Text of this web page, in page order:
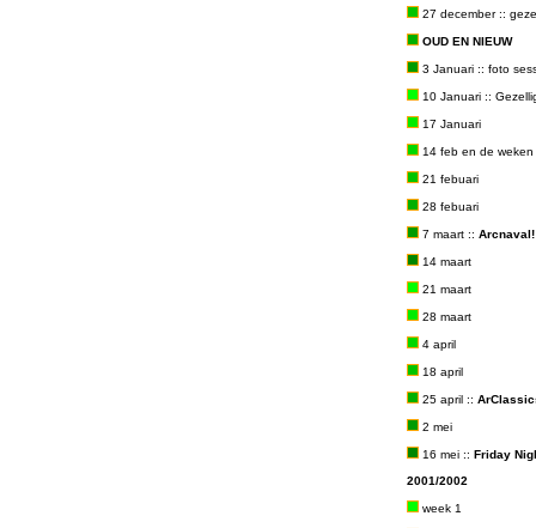
27 december ::
OUD EN NIEUW
3 Januari :: foto
10 Januari ::
17 Januari
14 feb en de weken
21 febuari
28 febuari
7 maart :: Arcnaval!
14 maart
21 maart
28 maart
4 april
18 april
25 april ::
2 mei
16 mei :: Friday
2001/2002
week 1